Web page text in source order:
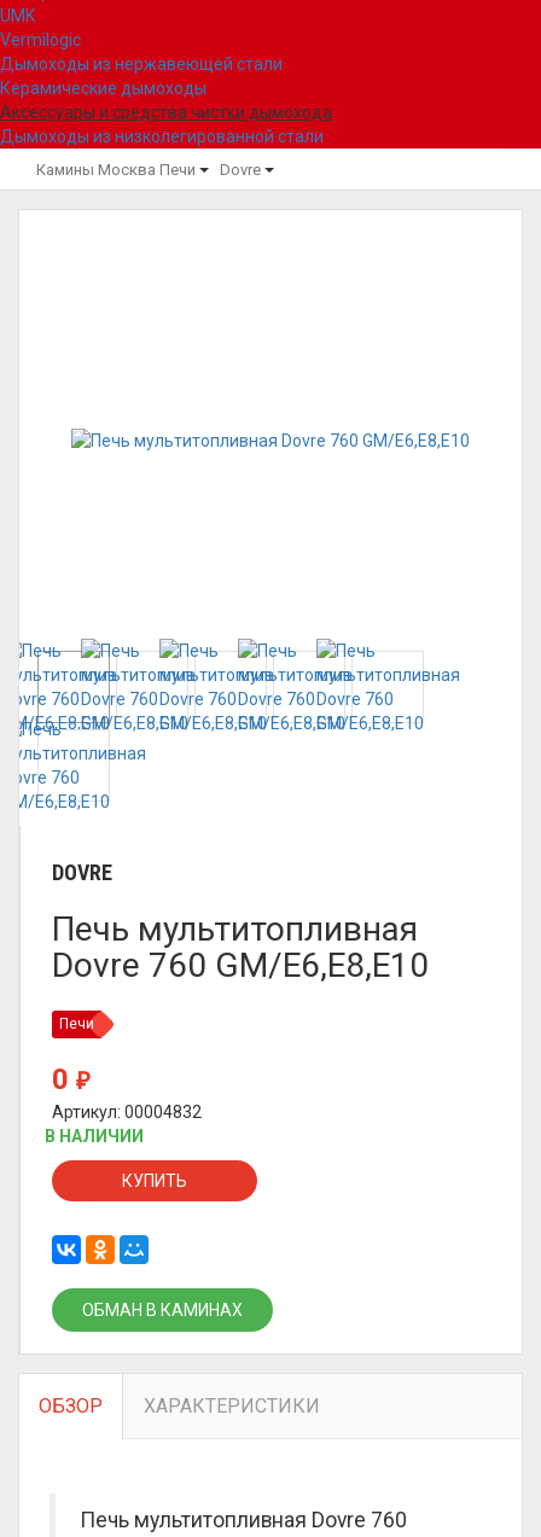
UMK
Vermilogic
Дымоходы из нержавеющей стали
Керамические дымоходы
Аксессуары и средства чистки дымохода
Дымоходы из низколегированной стали
Камины Москва Печи Dovre
DOVRE
Печь мультитопливная
Dovre 760 GM/E6,E8,E10
Печи
0 ₽
Артикул: 00004832
В НАЛИЧИИ
КУПИТЬ
ОБМАН В КАМИНАХ
ОБЗОР ХАРАКТЕРИСТИКИ
Печь мультитопливная Dovre 760